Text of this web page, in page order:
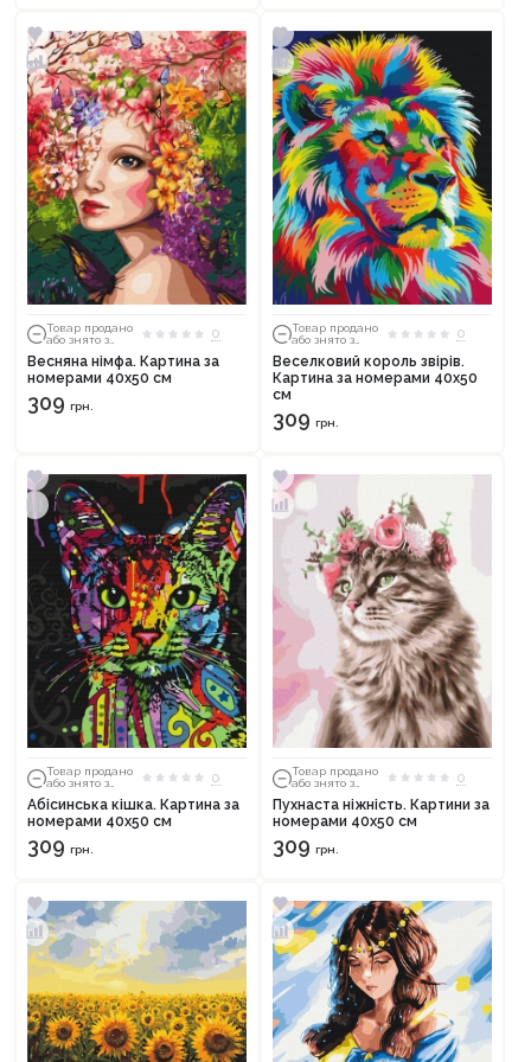
Товар продано
або знято з
0
Весняна німфа. Картина за
номерами 40х50 см
309 грн.
Товар продано
або знято з
0
Веселковий король звірів.
Картина за номерами 40х50
см
309 грн.
Товар продано
або знято з
0
Абісинська кішка. Картина за
номерами 40х50 см
309 грн.
Товар продано
або знято з
0
Пухнаста ніжність. Картини за
номерами 40х50 см
309 грн.